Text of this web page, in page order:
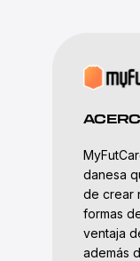
danesa
de crear
formas
ventaja
además